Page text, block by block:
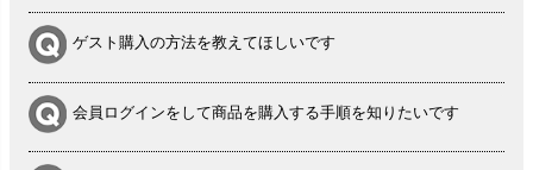
ゲスト購入の方法を教えてほしいです
会員ログインをして商品を購入する手順を知りたいです